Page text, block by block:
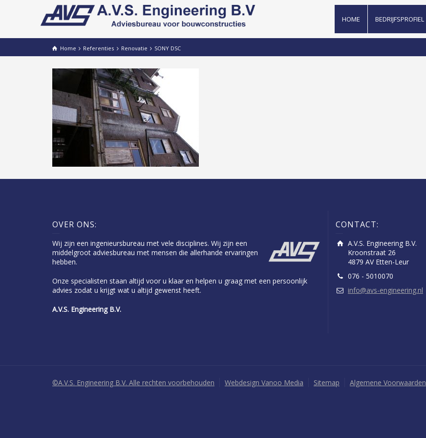
HOME BEDRIJFSPROFIEL
Home Referenties Renovatie SONY DSC
OVER ONS:
Wij zijn een ingenieursbureau met vele disciplines. Wij zijn een
middelgroot adviesbureau met mensen die allerhande ervaringen
hebben.
Onze specialisten staan altijd voor u klaar en helpen u graag met een persoonlijk
advies zodat u krijgt wat u altijd gewenst heeft.
A.V.S. Engineering B.V.
CONTACT:
A.V.S. Engineering B.V.
Kroonstraat 26
4879 AV Etten-Leur
076 - 5010070
info@avs-engineering.nl
©A.V.S. Engineering B.V. Alle rechten voorbehouden Webdesign Vanoo Media Sitemap Algemene Voorwaarden